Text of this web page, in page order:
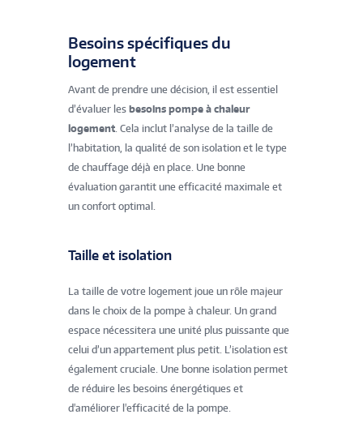
Besoins spécifiques du
logement
Avant de prendre une décision, il est essentiel
d’évaluer les besoins pompe à chaleur
logement. Cela inclut l’analyse de la taille de
l’habitation, la qualité de son isolation et le type
de chauffage déjà en place. Une bonne
évaluation garantit une efficacité maximale et
un confort optimal.
Taille et isolation
La taille de votre logement joue un rôle majeur
dans le choix de la pompe à chaleur. Un grand
espace nécessitera une unité plus puissante que
celui d’un appartement plus petit. L’isolation est
également cruciale. Une bonne isolation permet
de réduire les besoins énergétiques et
d'améliorer l'efficacité de la pompe.